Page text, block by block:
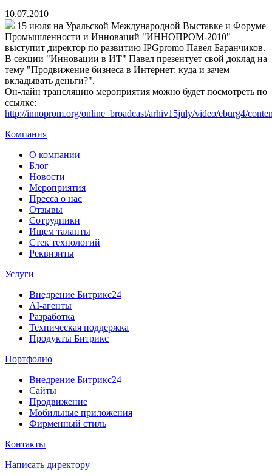
10.07.2010
15 июля на Уральской Международной Выставке и Форуме
Промышленности и Инноваций "ИННОПРОМ-2010"
выступит директор по развитию IPGpromo Павел Баранчиков.
В секции "Инновации в ИТ" Павел презентует свой доклад на
тему "Продвижение бизнеса в Интернет: куда и зачем
вкладывать деньги?".
Он-лайн трансляцию мероприятия можно будет посмотреть по
ссылке:
http://innoprom.org/online_broadcast/arhiv15july/video/eburg4/
Компания
О компании
Блог
Новости
Мероприятия
Пресса о нас
Отзывы
Сотрудники
Ищем таланты
Стек технологий
Реквизиты
Услуги
Внедрение Битрикс24
AI-агенты
Разработка
Техническая поддержка
Продукты Битрикс
Портфолио
Внедрение Битрикс24
Сайты
Продвижение
Мобильные приложения
Фирменный стиль
Контакты
Написать директору